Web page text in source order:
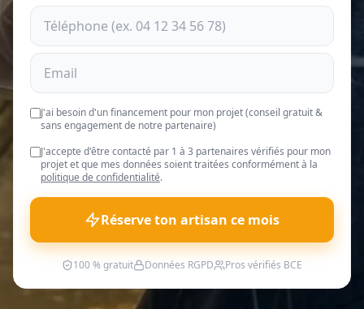
J'ai besoin d'un financement pour mon projet (conseil gratuit &
sans engagement de notre partenaire)
J'accepte d'être contacté par 1 à 3 partenaires vérifiés pour mon
projet et que mes données soient traitées conformément à la
politique de confidentialité.
Réserve ton artisan ce mois
100 % gratuit Données RGPD Pros vérifiés BCE